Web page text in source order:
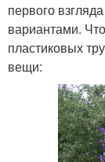
первого
вариантами.
пластиковых
вещи: